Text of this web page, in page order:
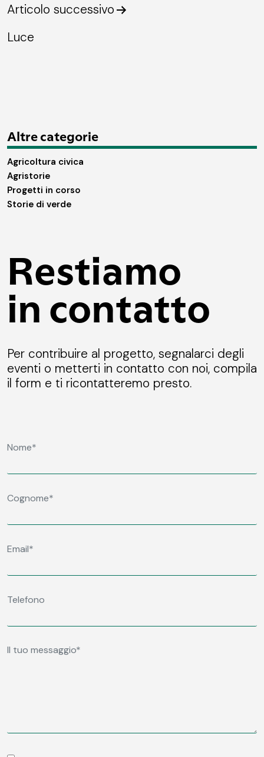
Articolo successivo
Luce
Altre categorie
Agricoltura civica
Agristorie
Progetti in corso
Storie di verde
Restiamo
in contatto
Per contribuire al progetto, segnalarci degli
eventi o metterti in contatto con noi, compila
il form e ti ricontatteremo presto.